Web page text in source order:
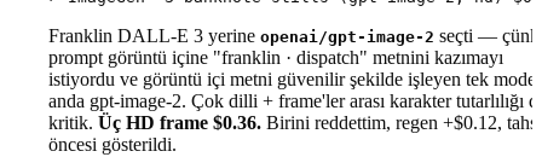
Franklin DALL-E 3 yerine openai/gpt-image-2 seçti —
prompt görüntü içine "franklin · dispatch" metnini kazımayı
istiyordu ve görüntü içi metni güvenilir şekilde işleyen tek
anda gpt-image-2. Çok dilli + frame'ler arası karakter tutarlılığı
kritik. Üç HD frame $0.36. Birini reddettim, regen +$0.12,
öncesi gösterildi.